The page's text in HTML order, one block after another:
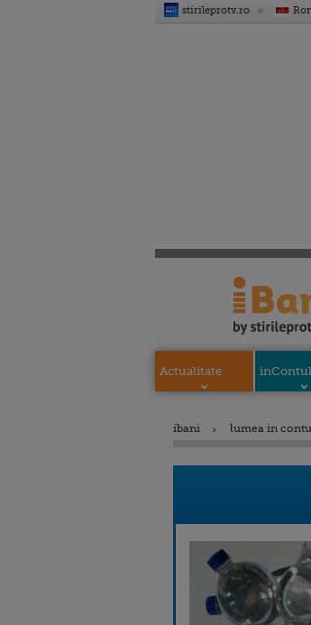
stirileprotv.ro
Actualitate
ibani lumea in